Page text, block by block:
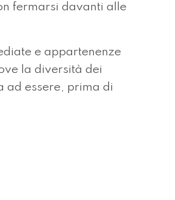
fermarsi davanti alle
e appartenenze
la diversità dei
ad essere, prima di